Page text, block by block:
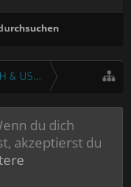
& USERTESTS
du dich
akzeptierst du